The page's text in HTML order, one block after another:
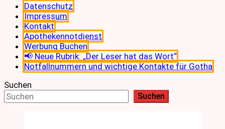
Datenschutz
Impressum
Kontakt
Apothekennotdienst
Werbung Buchen
📢 Neue Rubrik: „Der Leser hat das Wort“
Notfallnummern und wichtige Kontakte für Gotha
Suchen
Suchen